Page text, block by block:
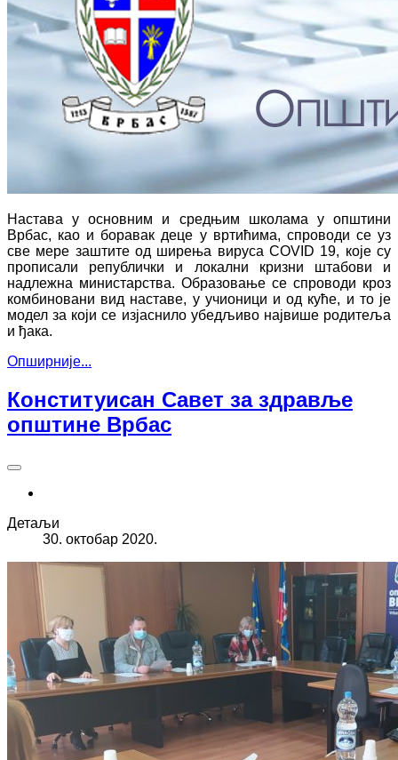
Настава у основним и средњим школама у општини
Врбас, као и боравак деце у вртићима, спроводи се уз
све мере заштите од ширења вируса COVID 19, које су
прописали републички и локални кризни штабови и
надлежна министарства. Образовање се спроводи кроз
комбиновани вид наставе, у учионици и од куће, и то је
модел за који се изјаснило убедљиво највише родитеља
и ђака.
Опширније...
Конституисан Савет за здравље
општине Врбас
Детаљи
30. октобар 2020.